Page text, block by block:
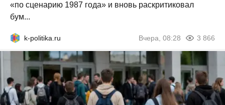
«по сценарию 1987 года» и вновь раскритиковал
бум...
k-politika.ru Вчера, 08:28 3 866